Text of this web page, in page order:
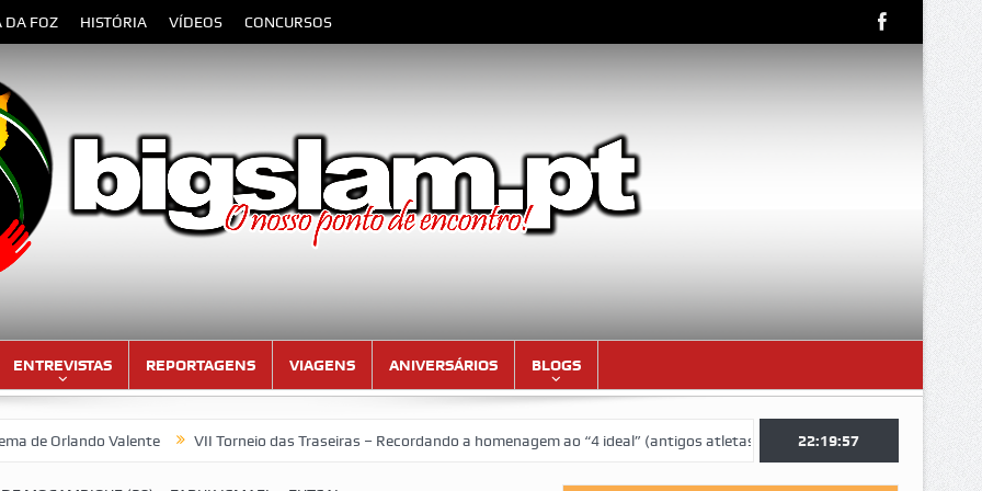
DA FOZ HISTÓRIA VÍDEOS CONCURSOS
ENTREVISTAS REPORTAGENS VIAGENS ANIVERSÁRIOS BLOGS
Valente VII Torneio das Traseiras – Recordando a homenagem ao “4 ideal” (antigos atletas “moçambicanos” do GCF da época 1976/77)
22:19:59